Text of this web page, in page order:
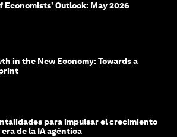
Economists' Outlook: May 2026
in the New Economy: Towards a
para impulsar el crecimiento
era de la IA agéntica